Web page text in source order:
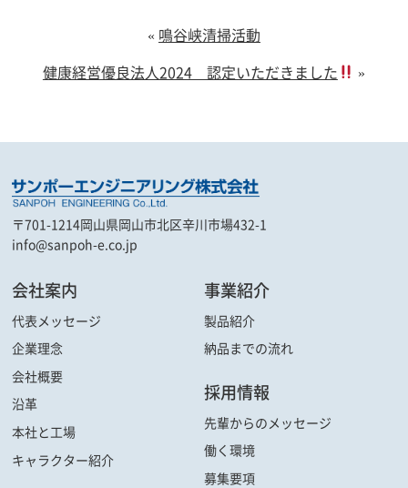
« 鳴谷峡清掃活動
健康経営優良法人2024 認定いただきました
»
〒701-1214岡山県岡山市北区辛川市場432-1
info@sanpoh-e.co.jp
会社案内
代表メッセージ
企業理念
会社概要
沿革
本社と工場
キャラクター紹介
事業紹介
製品紹介
納品までの流れ
採用情報
先輩からの メッセージ
働く環境
募集要項